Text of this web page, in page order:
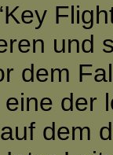
und
dem
eine der
dem